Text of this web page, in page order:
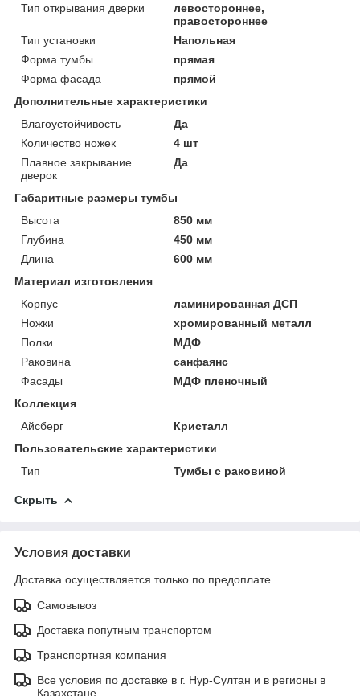
Тип открывания дверки
левостороннее,
правостороннее
Тип установки
Напольная
Форма тумбы
прямая
Форма фасада
прямой
Дополнительные характеристики
Влагоустойчивость
Да
Количество ножек
4 шт
Плавное закрывание
дверок
Да
Габаритные размеры тумбы
Высота
850 мм
Глубина
450 мм
Длина
600 мм
Материал изготовления
Корпус
ламинированная ДСП
Ножки
хромированный металл
Полки
МДФ
Раковина
санфаянс
Фасады
МДФ пленочный
Коллекция
Айсберг
Кристалл
Пользовательские характеристики
Тип
Тумбы с раковиной
Скрыть
Условия доставки
Доставка осуществляется только по предоплате.
Самовывоз
Доставка попутным транспортом
Транспортная компания
Все условия по доставке в г. Нур-Султан и в регионы в
Казахстане